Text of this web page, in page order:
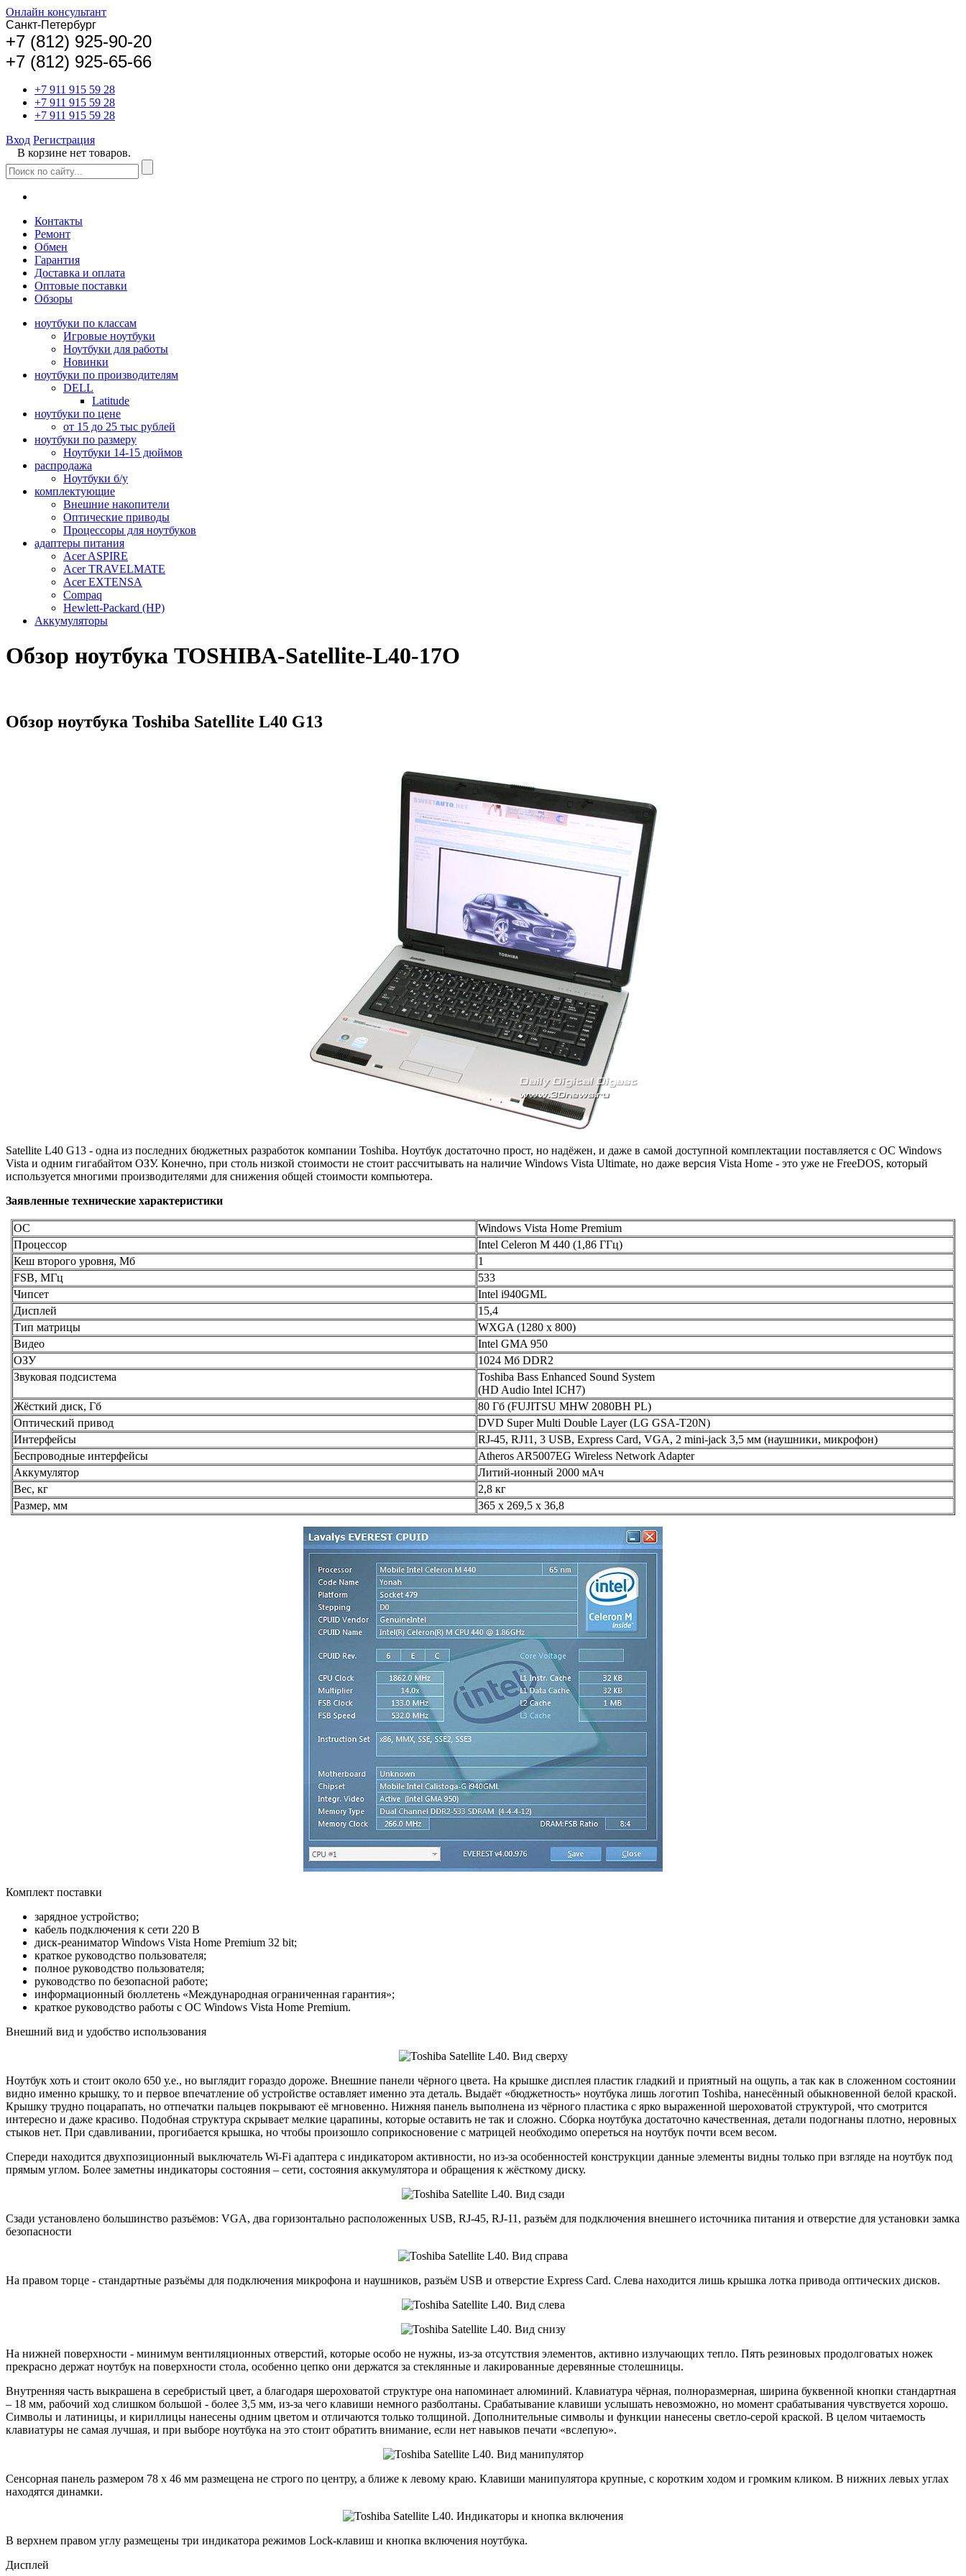
Онлайн консультант
Санкт-Петербург
+7 (812) 925-90-20
+7 (812) 925-65-66
+7 911 915 59 28
+7 911 915 59 28
+7 911 915 59 28
Вход Регистрация
В корзине нет товаров.
Контакты
Ремонт
Обмен
Гарантия
Доставка и оплата
Оптовые поставки
Обзоры
ноутбуки по классам
Игровые ноутбуки
Ноутбуки для работы
Новинки
ноутбуки по производителям
DELL
Latitude
ноутбуки по цене
от 15 до 25 тыс рублей
ноутбуки по размеру
Ноутбуки 14-15 дюймов
распродажа
Ноутбуки б/у
комплектующие
Внешние накопители
Оптические приводы
Процессоры для ноутбуков
адаптеры питания
Acer ASPIRE
Acer TRAVELMATE
Acer EXTENSA
Compaq
Hewlett-Packard (HP)
Аккумуляторы
Обзор ноутбука TOSHIBA-Satellite-L40-17O
Обзор ноутбука Toshiba Satellite L40 G13
Satellite L40 G13 - одна из последних бюджетных разработок компании Toshiba. Ноутбук достаточно прост, но надёжен, и даже в самой доступной комплектации поставляется с ОС Windows
Vista и одним гигабайтом ОЗУ. Конечно, при столь низкой стоимости не стоит рассчитывать на наличие Windows Vista Ultimate, но даже версия Vista Home - это уже не FreeDOS, который
используется многими производителями для снижения общей стоимости компьютера.
Заявленные технические характеристики
ОС
Windows Vista Home Premium
Процессор
Intel Celeron M 440 (1,86 ГГц)
Кеш второго уровня, Мб
1
FSB, МГц
533
Чипсет
Intel i940GML
Дисплей
15,4
Тип матрицы
WXGA (1280 x 800)
Видео
Intel GMA 950
ОЗУ
1024 Мб DDR2
Звуковая подсистема
Toshiba Bass Enhanced Sound System
(HD Audio Intel ICH7)
Жёсткий диск, Гб
80 Гб (FUJITSU MHW 2080BH PL)
Оптический привод
DVD Super Multi Double Layer (LG GSA-T20N)
Интерфейсы
RJ-45, RJ11, 3 USB, Express Card, VGA, 2 mini-jack 3,5 мм (наушники, микрофон)
Беспроводные интерфейсы
Atheros AR5007EG Wireless Network Adapter
Аккумулятор
Литий-ионный 2000 мАч
Вес, кг
2,8 кг
Размер, мм
365 x 269,5 x 36,8
Комплект поставки
зарядное устройство;
кабель подключения к сети 220 В
диск-реаниматор Windows Vista Home Premium 32 bit;
краткое руководство пользователя;
полное руководство пользователя;
руководство по безопасной работе;
информационный бюллетень «Международная ограниченная гарантия»;
краткое руководство работы с ОС Windows Vista Home Premium.
Внешний вид и удобство использования
Ноутбук хоть и стоит около 650 у.е., но выглядит гораздо дороже. Внешние панели чёрного цвета. На крышке дисплея пластик гладкий и приятный на ощупь, а так как в сложенном состоянии
видно именно крышку, то и первое впечатление об устройстве оставляет именно эта деталь. Выдаёт «бюджетность» ноутбука лишь логотип Toshiba, нанесённый обыкновенной белой краской.
Крышку трудно поцарапать, но отпечатки пальцев покрывают её мгновенно. Нижняя панель выполнена из чёрного пластика с ярко выраженной шероховатой структурой, что смотрится
интересно и даже красиво. Подобная структура скрывает мелкие царапины, которые оставить не так и сложно. Сборка ноутбука достаточно качественная, детали подогнаны плотно, неровных
стыков нет. При сдавливании, прогибается крышка, но чтобы произошло соприкосновение с матрицей необходимо опереться на ноутбук почти всем весом.
Спереди находится двухпозиционный выключатель Wi-Fi адаптера с индикатором активности, но из-за особенностей конструкции данные элементы видны только при взгляде на ноутбук под
прямым углом. Более заметны индикаторы состояния – сети, состояния аккумулятора и обращения к жёсткому диску.
Сзади установлено большинство разъёмов: VGA, два горизонтально расположенных USB, RJ-45, RJ-11, разъём для подключения внешнего источника питания и отверстие для установки замка
безопасности
На правом торце - стандартные разъёмы для подключения микрофона и наушников, разъём USB и отверстие Express Card. Слева находится лишь крышка лотка привода оптических дисков.
На нижней поверхности - минимум вентиляционных отверстий, которые особо не нужны, из-за отсутствия элементов, активно излучающих тепло. Пять резиновых продолговатых ножек
прекрасно держат ноутбук на поверхности стола, особенно цепко они держатся за стеклянные и лакированные деревянные столешницы.
Внутренняя часть выкрашена в серебристый цвет, а благодаря шероховатой структуре она напоминает алюминий. Клавиатура чёрная, полноразмерная, ширина буквенной кнопки стандартная
– 18 мм, рабочий ход слишком большой - более 3,5 мм, из-за чего клавиши немного разболтаны. Срабатывание клавиши услышать невозможно, но момент срабатывания чувствуется хорошо.
Символы и латиницы, и кириллицы нанесены одним цветом и отличаются только толщиной. Дополнительные символы и функции нанесены светло-серой краской. В целом читаемость
клавиатуры не самая лучшая, и при выборе ноутбука на это стоит обратить внимание, если нет навыков печати «вслепую».
Сенсорная панель размером 78 х 46 мм размещена не строго по центру, а ближе к левому краю. Клавиши манипулятора крупные, с коротким ходом и громким кликом. В нижних левых углах
находятся динамки.
В верхнем правом углу размещены три индикатора режимов Lock-клавиш и кнопка включения ноутбука.
Дисплей